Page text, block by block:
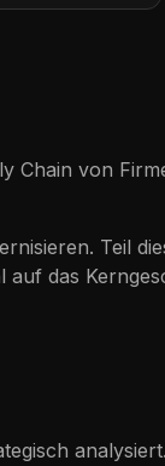
Chain von
Teil
auf das